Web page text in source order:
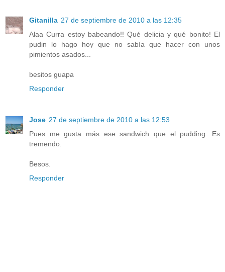
Gitanilla 27 de septiembre de 2010 a las 12:35
Alaa Curra estoy babeando!! Qué delicia y qué bonito! El
pudin lo hago hoy que no sabía que hacer con unos
pimientos asados...
besitos guapa
Responder
Jose 27 de septiembre de 2010 a las 12:53
Pues me gusta más ese sandwich que el pudding. Es
tremendo.
Besos.
Responder